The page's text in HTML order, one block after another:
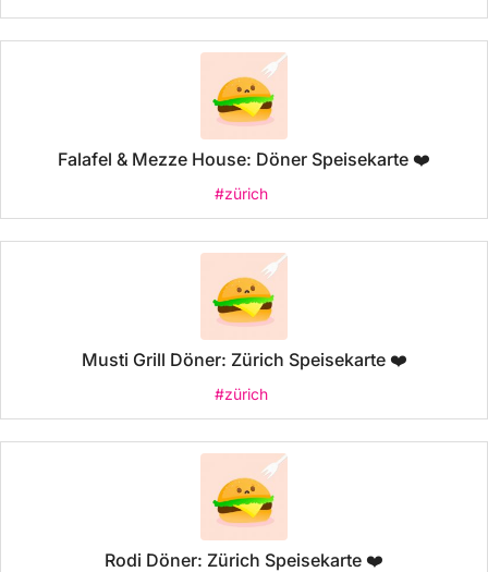
Falafel & Mezze House: Döner Speisekarte ❤️
#zürich
Musti Grill Döner: Zürich Speisekarte ❤️
#zürich
Rodi Döner: Zürich Speisekarte ❤️